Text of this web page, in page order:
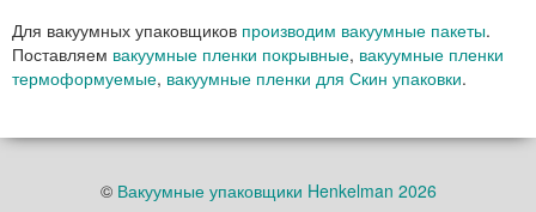
Для вакуумных упаковщиков производим вакуумные пакеты.
Поставляем вакуумные пленки покрывные, вакуумные пленки
термоформуемые, вакуумные пленки для Скин упаковки.
© Вакуумные упаковщики Henkelman 2026